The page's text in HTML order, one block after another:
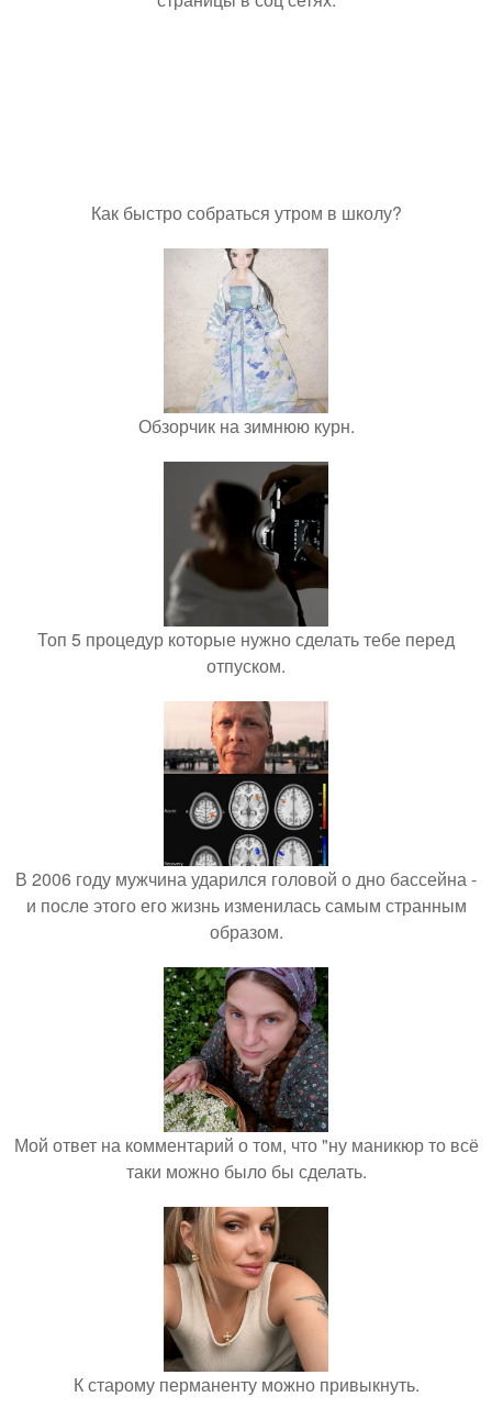
Как быстро собраться утром в школу?
Обзорчик на зимнюю курн.
Топ 5 процедур которые нужно сделать тебе перед
отпуском.
В 2006 году мужчина ударился головой о дно бассейна -
и после этого его жизнь изменилась самым странным
образом.
Мой ответ на комментарий о том, что "ну маникюр то всё
таки можно было бы сделать.
К старому перманенту можно привыкнуть.